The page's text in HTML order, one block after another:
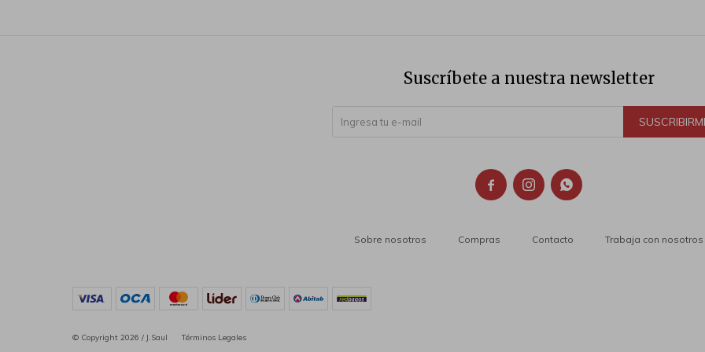
  
Sobre nosotros Compras Contacto Trabaja con nosotros
Suscríbete a nuestra newsletter
© Copyright 2026 / J.Saul Términos Legales